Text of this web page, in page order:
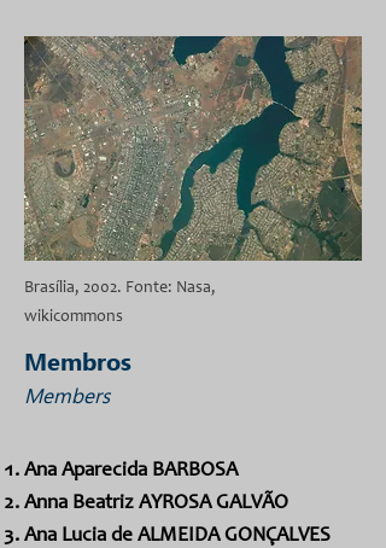
Brasília, 2002. Fonte: Nasa,
wikicommons
Membros
Members
Ana Aparecida BARBOSA
Anna Beatriz AYROSA GALVÃO
Ana Lucia de ALMEIDA GONÇALVES